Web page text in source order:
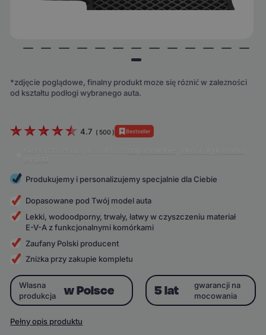
*zdjęcie poglądowe, finalny produkt może się różnić w zależności
od kształtu podłogi wybranego auta.
4.7 ( 500 ) Bestseller
Klienci doceniają produkt za: dopasowanie
wygląd
Produkujemy i personalizujemy specjalnie dla Ciebie
Dopasowane pod Twój model auta
Lekki, wodoodporny, trwały, łatwy w czyszczeniu materiał
E-V-A z funkcjonalnymi komórkami
Zaufany Polski producent
Zniżka przy zakupie kompletu
Własna
produkcja
w Polsce 5 lat
gwarancji na
mocowania
Pełny opis produktu